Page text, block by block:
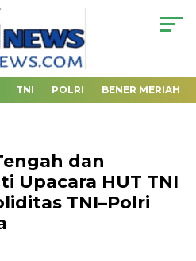
TNI POLRI BENER MERIAH
dan
Upacara HUT TNI
TNI–Polri